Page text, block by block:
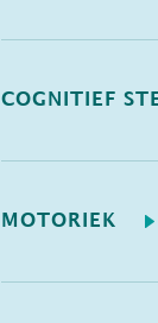
COGNITIEF
MOTORIEK